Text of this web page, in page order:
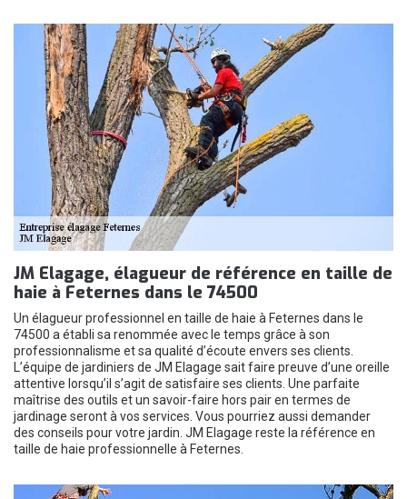
JM Elagage, élagueur de référence en taille de
haie à Feternes dans le 74500
Un élagueur professionnel en taille de haie à Feternes dans le
74500 a établi sa renommée avec le temps grâce à son
professionnalisme et sa qualité d’écoute envers ses clients.
L’équipe de jardiniers de JM Elagage sait faire preuve d’une oreille
attentive lorsqu’il s’agit de satisfaire ses clients. Une parfaite
maîtrise des outils et un savoir-faire hors pair en termes de
jardinage seront à vos services. Vous pourriez aussi demander
des conseils pour votre jardin. JM Elagage reste la référence en
taille de haie professionnelle à Feternes.